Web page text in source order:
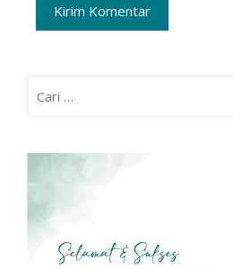
untuk: